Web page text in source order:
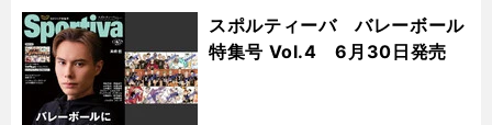
スポルティーバ バレーボール
特集号 Vol.4 6月30日発売